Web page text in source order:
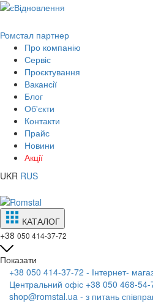
Ромстал партнер
Про компанію
Сервіс
Проєктування
Вакансії
Блог
Об'єкти
Контакти
Прайс
Новини
Акції
UKR RUS
КАТАЛОГ
+38 050 414-37-72
Показати
+38 050 414-37-72 - Інтернет-
Центральний офіс +38 050 468-54-
shop@romstal.ua - з питань